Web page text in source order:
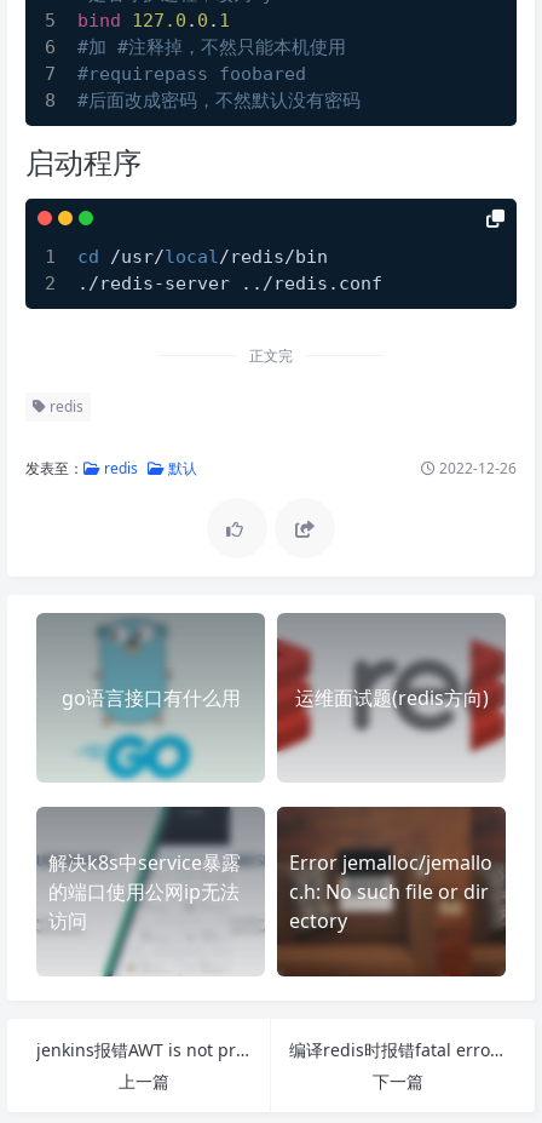
bind
127.0 . 0 . 1
#加 #注释掉，不然只能本机使用
#requirepass foobared
#后面改成密码，不然默认没有密码
启动程序
cd /usr/local/redis/bin
./redis-server ../redis.conf
正文完
redis
发表至： redis 默认 2022-12-26
go语言接口有什么用 运维面试题(redis方向)
解决k8s中service暴露
的端口使用公网ip无法
访问
Error jemalloc/jemallo
c.h: No such file or dir
ectory
jenkins报错AWT is not properly configured on this server. Perhaps you need to run your container with “-Djava.awt.headless=true”
上一篇
编译redis时报错fatal error: jemalloc/jemalloc.h: No such file or directory
下一篇